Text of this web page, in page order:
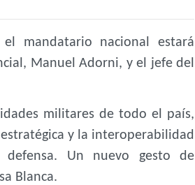
el mandatario nacional estará
Manuel Adorni, y el jefe del
militares de todo el país,
y la interoperabilidad
Un nuevo gesto de
Blanca.